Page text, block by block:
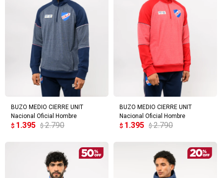
BUZO MEDIO CIERRE UNIT
Nacional Oficial Hombre
$ 1.395 $ 2.790
BUZO MEDIO CIERRE UNIT
Nacional Oficial Hombre
$ 1.395 $ 2.790
¡Sumate a la forma más ágil de
comprar!
Comprá en 3 cuotas sin recargo o hasta en
12 cuotas * ¡Solo con tu cédula!